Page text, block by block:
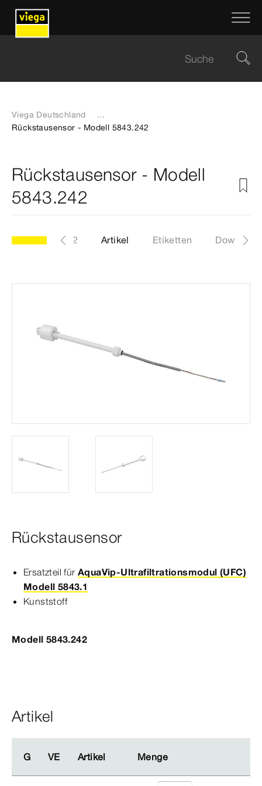
Viega Deutschland
...
Rückstausensor - Modell 5843.242
Rückstausensor - Modell
5843.242
Modell 5843.242 Artikel Etiketten
Rückstausensor
Ersatzteil für AquaVip-Ultrafiltrationsmodul (UFC)
Modell 5843.1
Kunststoff
Modell 5843.242
Artikel
G VE Artikel Menge
G VE Artikel Menge